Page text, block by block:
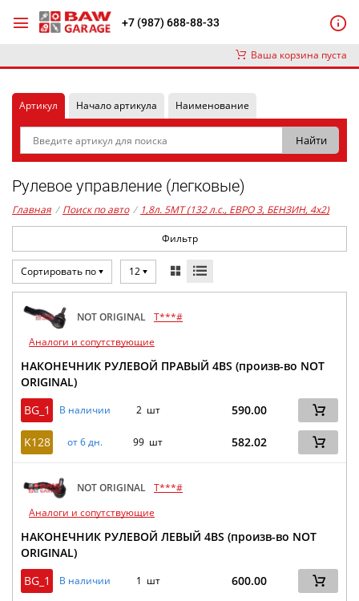
+7 (987) 688-88-33
Ваша корзина пуста
Артикул Начало артикула Наименование
Рулевое управление (легковые)
Главная / Поиск по авто / 1,8л. 5MT (132 л.с., ЕВРО 3, БЕНЗИН, 4x2)
Фильтр
Сортировать по 12
NOT ORIGINAL T***#
Аналоги и сопутствующие
НАКОНЕЧНИК РУЛЕВОЙ ПРАВЫЙ 4BS (произв-во NOT
ORIGINAL)
BG_1
В наличии 2 шт 590.00
K128 от 6 дн. 99 шт 582.02
NOT ORIGINAL T***#
Аналоги и сопутствующие
НАКОНЕЧНИК РУЛЕВОЙ ЛЕВЫЙ 4BS (произв-во NOT
ORIGINAL)
BG_1
В наличии 1 шт 600.00